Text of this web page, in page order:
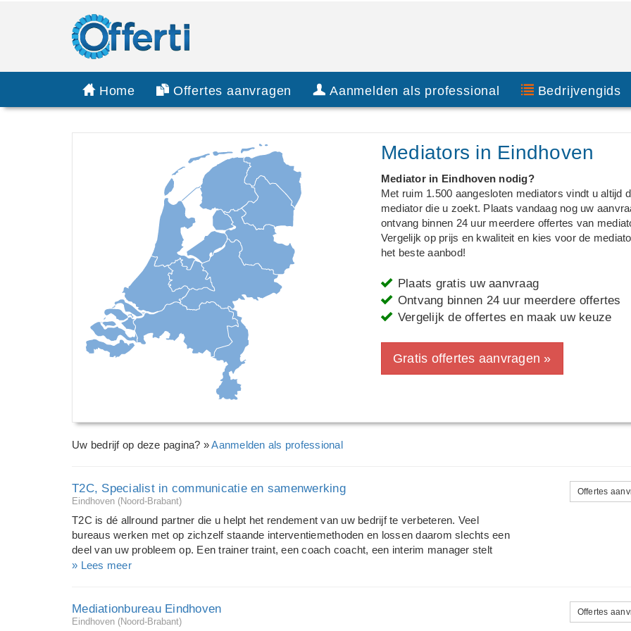
Home Offertes aanvragen Aanmelden als professional Bedrijvengids
Mediators in Eindhoven
Mediator in Eindhoven nodig?
Met ruim 1.500 aangesloten mediators vindt u altijd
mediator die u zoekt. Plaats vandaag nog uw
ontvang binnen 24 uur meerdere offertes van
Vergelijk op prijs en kwaliteit en kies voor de
het beste aanbod!
Plaats gratis uw aanvraag
Ontvang binnen 24 uur meerdere offertes
Vergelijk de offertes en maak uw keuze
Gratis offertes aanvragen »
Uw bedrijf op deze pagina? »Aanmelden als professional
T2C, Specialist in communicatie en samenwerking
Eindhoven (Noord-Brabant)
T2C is dé allround partner die u helpt het rendement van uw bedrijf te verbeteren. Veel
bureaus werken met op zichzelf staande interventiemethoden en lossen daarom slechts een
deel van uw probleem op. Een trainer traint, een coach coacht, een interim manager stelt
zaken op orde en is weer weg. Zonder een doordachte samenhang en zicht op het werkelijke
Wat is nu het werkelijke probleem? Samen met u gaan we naar de kern en stellen dan een
plan van aanpak op. Daarbij werken wij vanuit het uitgangspunt dat een probleem in uw
» Lees meer
Offertes
Mediationbureau Eindhoven
Eindhoven (Noord-Brabant)
Offertes